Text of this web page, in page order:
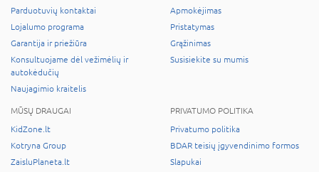
Parduotuvių kontaktai
Lojalumo programa
Garantija ir priežiūra
Konsultuojame dėl vežimėlių ir
autokėdučių
Naujagimio kraitelis
Apmokėjimas
Pristatymas
Grąžinimas
Susisiekite su mumis
MŪSŲ DRAUGAI
KidZone.lt
Kotryna Group
ZaisluPlaneta.lt
PRIVATUMO POLITIKA
Privatumo politika
BDAR teisių įgyvendinimo formos
Slapukai